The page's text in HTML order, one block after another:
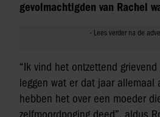
gevolmachtigden van Rachel
“Ik vind het ontzettend
leggen wat er dat jaar allemaal
hebben het over een moeder